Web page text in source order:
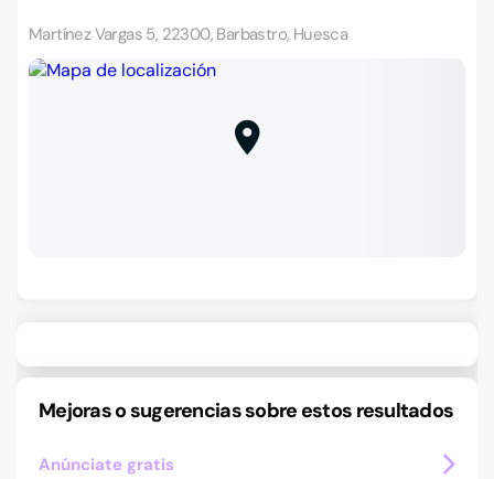
Martínez Vargas 5, 22300, Barbastro, Huesca
Mejoras o sugerencias sobre estos resultados
Anúnciate gratis